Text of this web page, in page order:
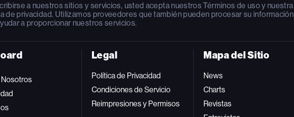
a nuestros sitios y servicios, usted acepta nuestrosTérminos de usoy nuestra
de privacidad. Utilizamos proveedores que también pueden procesar su información
a proporcionar nuestros servicios.
Legal
Política de Privacidad
Condiciones de Servicio
Reimpresiones y Permisos
Mapa del Sitio
News
Charts
Revistas